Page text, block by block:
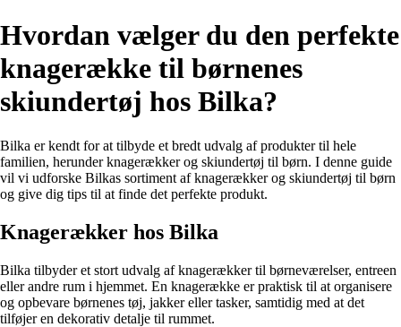
Hvordan vælger du den perfekte
knagerække til børnenes
skiundertøj hos Bilka?
Bilka er kendt for at tilbyde et bredt udvalg af produkter til hele
familien, herunder knagerækker og skiundertøj til børn. I denne guide
vil vi udforske Bilkas sortiment af knagerækker og skiundertøj til børn
og give dig tips til at finde det perfekte produkt.
Knagerækker hos Bilka
Bilka tilbyder et stort udvalg af knagerækker til børneværelser, entreen
eller andre rum i hjemmet. En knagerække er praktisk til at organisere
og opbevare børnenes tøj, jakker eller tasker, samtidig med at det
tilføjer en dekorativ detalje til rummet.